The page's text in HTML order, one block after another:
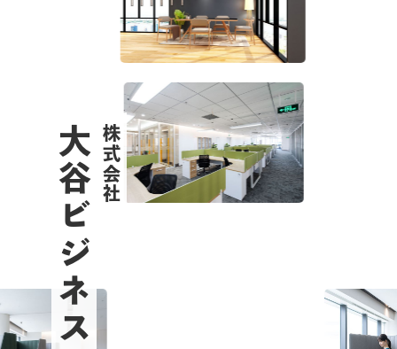
株式会社
大谷ビジネス